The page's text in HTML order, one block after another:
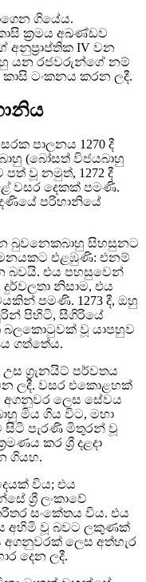
ගියේය.
ක්‍රමය අඛණ්ඩව
අනුප්‍රාප්තික IV වන
යන රජවරුන්ගේ නම්
ටංකනය කරන ලදී.
පාලනය 1270 දී
(බෝසත් විජයබාහු
වූ නමුත්, 1272 දී
වසර දෙකක් පමණි.
පරිහානියේ
බුවනෙකබාහු සිහසුනට
එළඹුණි: එනම්
බවයි. එය පහසුවෙන්
නිසාම, එය
පමණි. 1273 දී, ඔහු
පිහිටි, සීගිරියේ
වූ යාපහුව
ගත්තේය.
උස ග්‍රැනයිට් පර්වතය
ලදී. වසර එකොළහක්
අගනුවර ලෙස සේවය
මිය ගිය විට, මහා
සිටි පැරණි මිතුරන් වූ
කර ශ්‍රී දළදා
ගියහ.
විය; එය
ශ්‍රී ලංකාවේ
සංකේතය විය. එය
අහිමි වූ බවට ලකුණක්
ලෙස අත්හැර
දෙන ලදී.